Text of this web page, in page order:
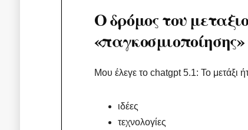
Ο δρόμος του
Μου έλεγε το chatgpt 5.1: Το μετάξι
ιδέες
τεχνολογίες